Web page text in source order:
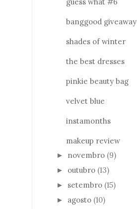
banggood giveaway
shades of winter
the best dresses
pinkie beauty bag
velvet blue
instamonths
makeup review
► novembro (9)
► outubro (13)
► setembro (15)
► agosto (10)